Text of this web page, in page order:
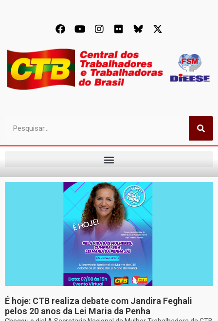
É hoje: CTB realiza debate com Jandira Feghali
pelos 20 anos da Lei Maria da Penha